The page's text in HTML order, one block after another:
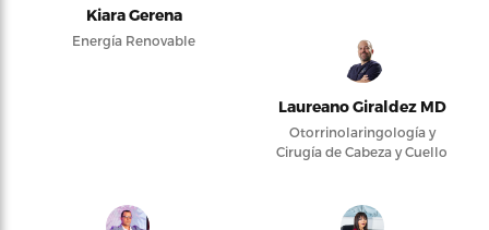
Kiara Gerena
Energía Renovable
Laureano Giraldez MD
Otorrinolaringología y
Cirugía de Cabeza y Cuello